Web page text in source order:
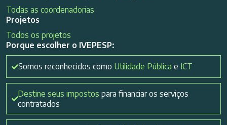
Todas as coordenadorias
Projetos
Todos os projetos
Porque escolher o IVEPESP:
Somos reconhecidos como Utilidade Pública e ICT
Destine seus impostos para financiar os serviços
contratados